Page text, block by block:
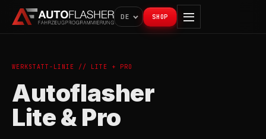
DE SHOP
WERKSTATT-LINIE // LITE + PRO
Autoflasher
Lite & Pro